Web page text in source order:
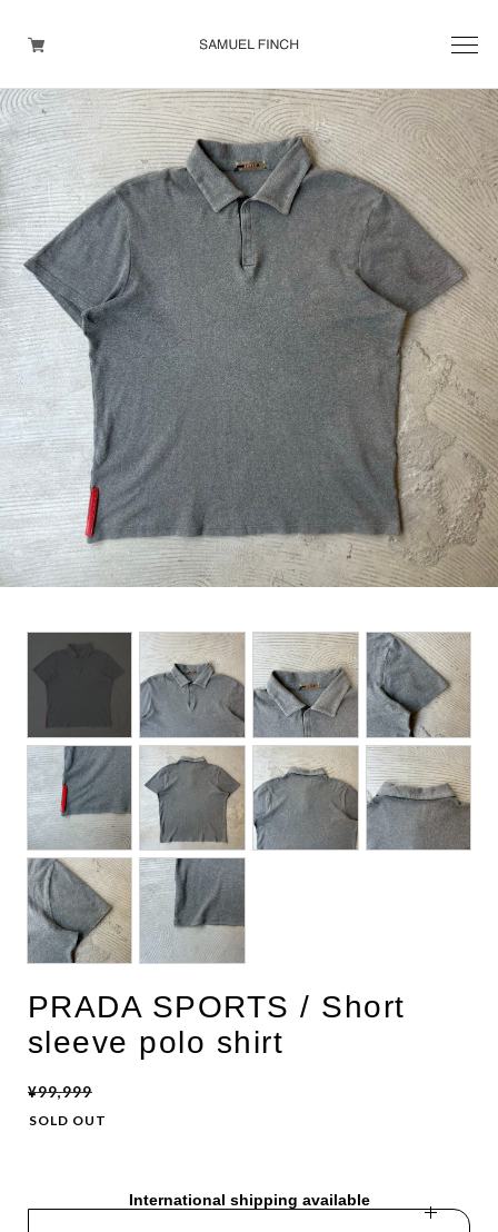
Men's
Maison Martin Margiela
Helmut Lang
Yohji Yamamoto
Other brands
TOPS
OUTER WEAR
BOTTOMS
DESIGNERS ARCHIVES
PRADA SPORTS / Short
sleeve polo shirt
¥99,999
SOLD OUT
International shipping available